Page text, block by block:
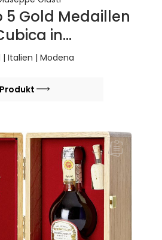
5 Gold Medaillen
in
| Italien | Modena